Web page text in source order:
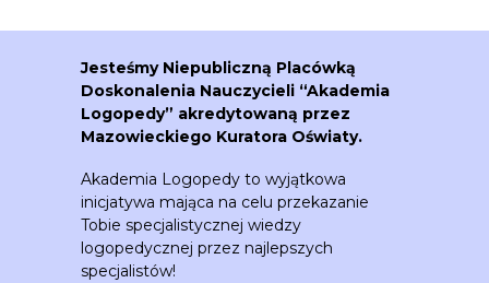
Jesteśmy Niepubliczną Placówką
Doskonalenia Nauczycieli “Akademia
Logopedy” akredytowaną przez
Mazowieckiego Kuratora Oświaty.
Akademia Logopedy to wyjątkowa
inicjatywa mająca na celu przekazanie
Tobie specjalistycznej wiedzy
logopedycznej przez najlepszych
specjalistów!